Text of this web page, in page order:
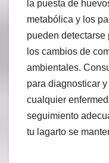
la puesta de
metabólica y los
pueden
los cambios de
ambientales.
para diagnosticar
cualquier
seguimiento
tu lagarto se